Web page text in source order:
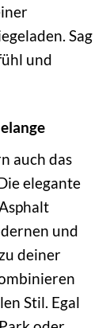
Sag
und
auch das
elegante
und
deiner
Stil. Egal